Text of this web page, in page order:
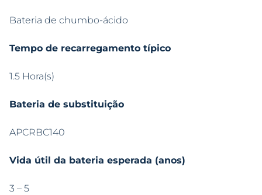
Bateria de chumbo-ácido
Tempo de recarregamento típico
1.5 Hora(s)
Bateria de substituição
APCRBC140
Vida útil da bateria esperada (anos)
3 – 5